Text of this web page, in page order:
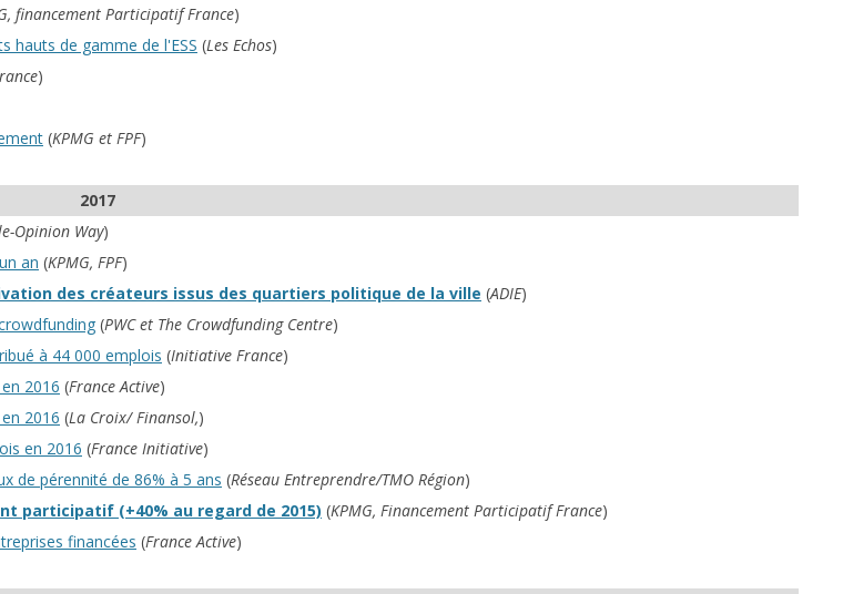
financement Participatif France)
hauts de gamme de l'ESS (Les Echos)
)
(KPMG et FPF)
2017
Opinion Way)
an (KPMG, FPF)
des créateurs issus des quartiers politique de la ville (ADIE)
(PWC et The Crowdfunding Centre)
à 44 000 emplois (Initiative France)
2016 (France Active)
2016 (La Croix/ Finansol,)
en 2016 (France Initiative)
de pérennité de 86% à 5 ans (Réseau Entreprendre/TMO Région)
participatif (+40% au regard de 2015) (KPMG, Financement Participatif France)
financées (France Active)